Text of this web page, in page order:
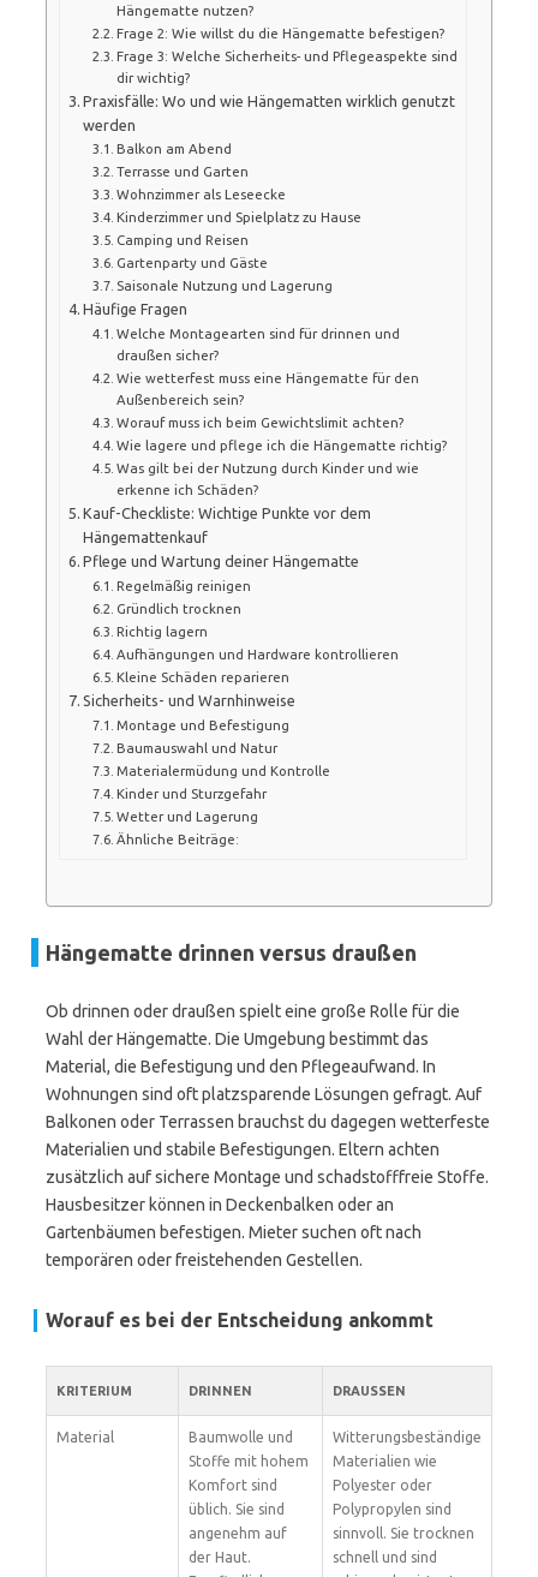
Hängematte nutzen?
Frage 2: Wie willst du die Hängematte befestigen?
Frage 3: Welche Sicherheits- und Pflegeaspekte sind
dir wichtig?
Praxisfälle: Wo und wie Hängematten wirklich genutzt
werden
Balkon am Abend
Terrasse und Garten
Wohnzimmer als Leseecke
Kinderzimmer und Spielplatz zu Hause
Camping und Reisen
Gartenparty und Gäste
Saisonale Nutzung und Lagerung
Häufige Fragen
Welche Montagearten sind für drinnen und
draußen sicher?
Wie wetterfest muss eine Hängematte für den
Außenbereich sein?
Worauf muss ich beim Gewichtslimit achten?
Wie lagere und pflege ich die Hängematte richtig?
Was gilt bei der Nutzung durch Kinder und wie
erkenne ich Schäden?
Kauf-Checkliste: Wichtige Punkte vor dem
Hängemattenkauf
Pflege und Wartung deiner Hängematte
Regelmäßig reinigen
Gründlich trocknen
Richtig lagern
Aufhängungen und Hardware kontrollieren
Kleine Schäden reparieren
Sicherheits- und Warnhinweise
Montage und Befestigung
Baumauswahl und Natur
Materialermüdung und Kontrolle
Kinder und Sturzgefahr
Wetter und Lagerung
Ähnliche Beiträge:
Hängematte drinnen versus draußen
Ob drinnen oder draußen spielt eine große Rolle für die
Wahl der Hängematte. Die Umgebung bestimmt das
Material, die Befestigung und den Pflegeaufwand. In
Wohnungen sind oft platzsparende Lösungen gefragt. Auf
Balkonen oder Terrassen brauchst du dagegen wetterfeste
Materialien und stabile Befestigungen. Eltern achten
zusätzlich auf sichere Montage und schadstofffreie Stoffe.
Hausbesitzer können in Deckenbalken oder an
Gartenbäumen befestigen. Mieter suchen oft nach
temporären oder freistehenden Gestellen.
Worauf es bei der Entscheidung ankommt
KRITERIUM DRINNEN DRAUSSEN
Material
Baumwolle und
Stoffe mit hohem
Komfort sind
üblich. Sie sind
angenehm auf
der Haut.
Witterungsbeständige
Materialien wie
Polyester oder
Polypropylen sind
sinnvoll. Sie trocknen
schnell und sind